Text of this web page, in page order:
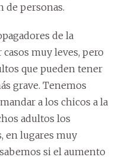
de personas.
de la
muy leves, pero
que pueden tener
grave. Tenemos
a los chicos a la
adultos los
en lugares muy
si el aumento